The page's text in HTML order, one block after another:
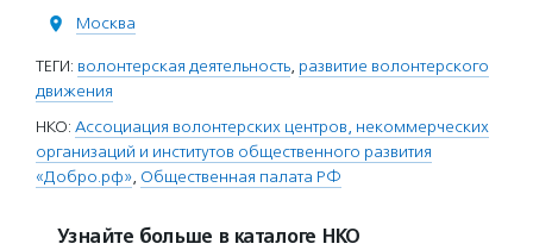
Москва
ТЕГИ: волонтерская деятельность, развитие волонтерского
движения
НКО: Ассоциация волонтерских центров, некоммерческих
организаций и институтов общественного развития
«Добро.рф», Общественная палата РФ
Узнайте больше в каталоге НКО